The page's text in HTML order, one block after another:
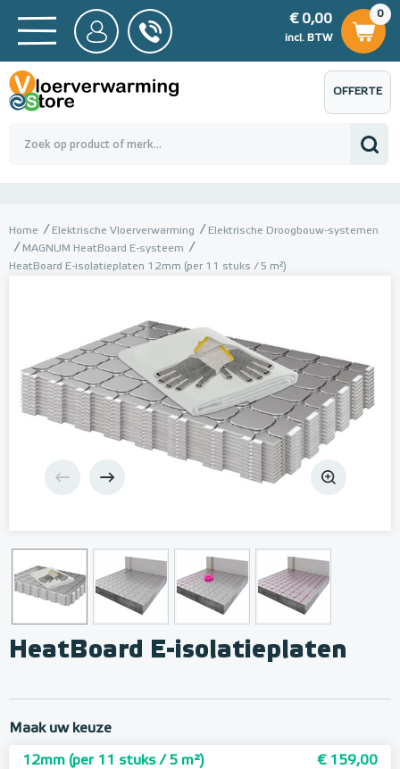
BTW
0,00
0
€ 0,00
incl. BTW
€ 0,00
OFFERTE
AANVRAGEN
Home Elektrische Vloerverwarming
Elektrische Droogbouw-systemen
MAGNUM HeatBoard E-systeem
HeatBoard E-isolatieplaten 12mm (per 11 stuks / 5 m²)
HeatBoard E-isolatieplaten
Maak uw keuze
12mm (per 11 stuks / 5 m²) € 159,00